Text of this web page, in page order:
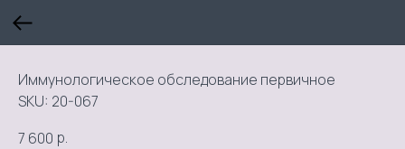
Иммунологическое обследование первичное
SKU: 20-067
7 600 р.